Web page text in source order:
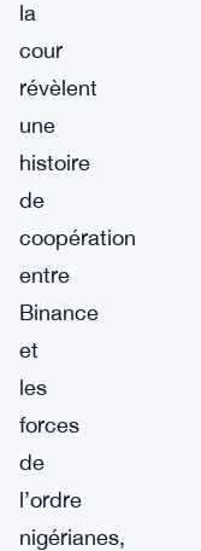
la
cour
révèlent
une
histoire
de
coopération
entre
Binance
et
les
forces
de
l’ordre
nigérianes,